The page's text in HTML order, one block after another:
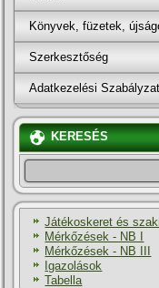
Könyvek, füzetek,
Szerkesztőség
Adatkezelési Szabályzat
KERESÉS
Játékoskeret és
Mérkőzések - NB I
Mérkőzések - NB III
Igazolások
Tabella